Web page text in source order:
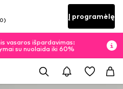
Į programėlę
vasaros išpardavimas:
su nuolaida iki 60%